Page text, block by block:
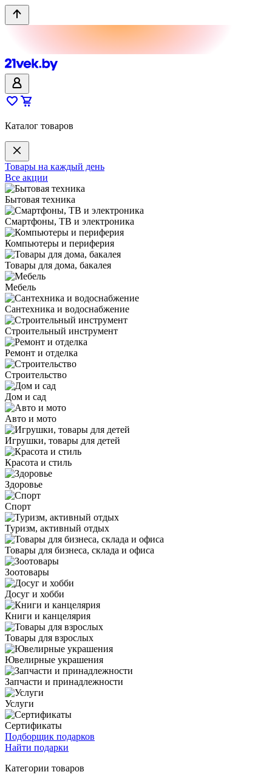
Каталог товаров
Товары на каждый день
Все акции
Бытовая техника
Смартфоны, ТВ и электроника
Компьютеры и периферия
Товары для дома, бакалея
Мебель
Сантехника и водоснабжение
Строительный инструмент
Ремонт и отделка
Строительство
Дом и сад
Авто и мото
Игрушки, товары для детей
Красота и стиль
Здоровье
Спорт
Туризм, активный отдых
Товары для бизнеса, склада и офиса
Зоотовары
Досуг и хобби
Книги и канцелярия
Товары для взрослых
Ювелирные украшения
Запчасти и принадлежности
Услуги
Сертификаты
Подборщик подарков
Найти подарки
Категории товаров